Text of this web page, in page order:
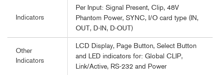
Indicators
Per Input: Signal Present, Clip, 48V
Phantom Power, SYNC, I/O card type (IN,
OUT, D-IN, D-OUT)
Other
Indicators
LCD Display, Page Button, Select Button
and LED indicators for: Global CLIP,
Link/Active, RS-232 and Power